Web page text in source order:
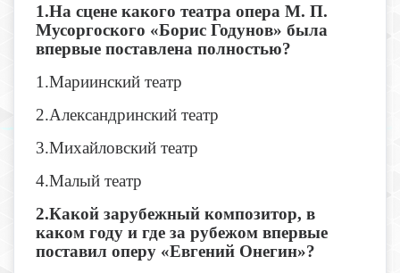
1.На сцене какого театра опера М. П.
Мусоргоского «Борис Годунов» была
впервые поставлена полностью?
1.Мариинский театр
2.Александринский театр
3.Михайловский театр
4.Малый театр
2.Какой зарубежный композитор, в
каком году и где за рубежом впервые
поставил оперу «Евгений Онегин»?